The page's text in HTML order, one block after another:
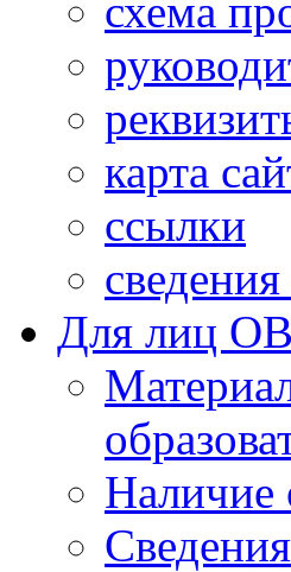
схема
карта
ссылки
Для лиц
Наличие